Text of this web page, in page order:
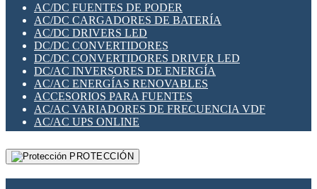
SWITCH Y MICROSWITCH
TARJETAS PI
UNIÓN Y DERIVACIÓN DE CABLE
PLACAS MODULARES IOT
SWITCHES Y REDES WIFI
SOLUCIONES IOT
SOLUCIONES LORAWAN
SOLUCIONES RED CELULAR
SEGURIDAD PARA REDES
SWITCHES LAN
TELEFONÍA IP (VOIP)
VIGILANCIA IP (CCTV)
MESHTASTIC
AC/DC FUENTES DE PODER
AC/DC CARGADORES DE BATERÍA
AC/DC DRIVERS LED
DC/DC CONVERTIDORES
DC/DC CONVERTIDORES DRIVER LED
DC/AC INVERSORES DE ENERGÍA
AC/AC ENERGÍAS RENOVABLES
ACCESORIOS PARA FUENTES
AC/AC VARIADORES DE FRECUENCIA VDF
AC/AC UPS ONLINE
PROTECCIÓN